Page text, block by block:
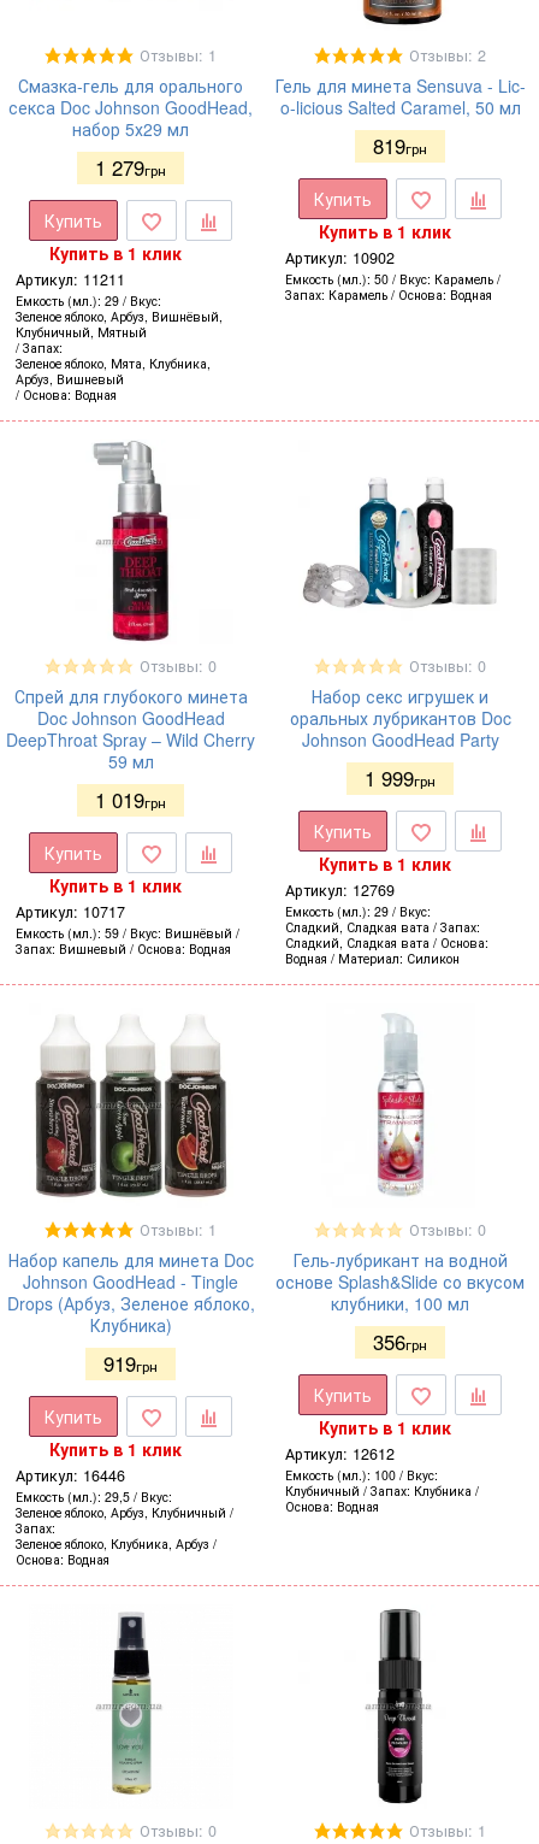
Отзывы: 1
Смазка-гель для орального
секса Doc Johnson GoodHead,
набор 5х29 мл
1 279грн
Купить
Купить в 1 клик
Артикул: 11211
Емкость (мл.) 29
Вкус
Зеленое яблоко, Арбуз, Вишнёвый,
Клубничный, Мятный
Запах
Зеленое яблоко, Мята, Клубника,
Арбуз, Вишневый
Основа Водная
Отзывы: 2
Гель для минета Sensuva - Lic-
o-licious Salted Caramel, 50 мл
819грн
Купить
Купить в 1 клик
Артикул: 10902
Емкость (мл.) 50 Вкус Карамель
Запах Карамель Основа Водная
Отзывы: 0
Спрей для глубокого минета
Doc Johnson GoodHead
DeepThroat Spray – Wild Cherry
59 мл
1 019грн
Купить
Купить в 1 клик
Артикул: 10717
Емкость (мл.) 59 Вкус Вишнёвый
Запах Вишневый Основа Водная
Отзывы: 0
Набор секс игрушек и
оральных лубрикантов Doc
Johnson GoodHead Party
1 999грн
Купить
Купить в 1 клик
Артикул: 12769
Емкость (мл.) 29
Вкус
Сладкий, Сладкая вата
Запах
Сладкий, Сладкая вата
Основа
Водная
Материал Силикон
Отзывы: 1
Набор капель для минета Doc
Johnson GoodHead - Tingle
Drops (Арбуз, Зеленое яблоко,
Клубника)
919грн
Купить
Купить в 1 клик
Артикул: 16446
Емкость (мл.) 29,5
Вкус
Зеленое яблоко, Арбуз, Клубничный
Запах
Зеленое яблоко, Клубника, Арбуз
Основа Водная
Отзывы: 0
Гель-лубрикант на водной
основе Splash&Slide со вкусом
клубники, 100 мл
356грн
Купить
Купить в 1 клик
Артикул: 12612
Емкость (мл.) 100
Вкус
Клубничный
Запах Клубника
Основа Водная
Отзывы: 0 Отзывы: 1